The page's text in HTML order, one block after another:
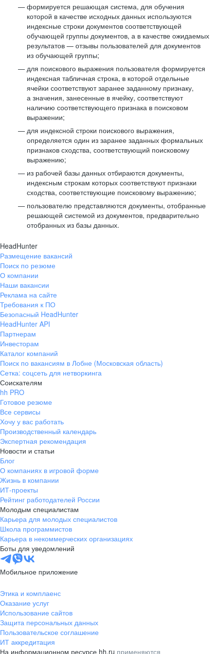
формируется решающая система, для обучения
которой в качестве исходных данных используются
индексные строки документов соответствующей
обучающей группы документов, а в качестве ожидаемых
результатов — отзывы пользователей для документов
из обучающей группы;
для поискового выражения пользователя формируется
индексная табличная строка, в которой отдельные
ячейки соответствуют заранее заданному признаку,
а значения, занесенные в ячейку, соответствуют
наличию соответствующего признака в поисковом
выражении;
для индексной строки поискового выражения,
определяется один из заранее заданных формальных
признаков сходства, соответствующий поисковому
выражению;
из рабочей базы данных отбираются документы,
индексным строкам которых соответствуют признаки
сходства, соответствующие поисковому выражению;
пользователю представляются документы, отобранные
решающей системой из документов, предварительно
отобранных из базы данных.
HeadHunter
Размещение вакансий
Поиск по резюме
О компании
Наши вакансии
Реклама на сайте
Требования к ПО
Безопасный HeadHunter
HeadHunter API
Партнерам
Инвесторам
Каталог компаний
Поиск по вакансиям в Лобне (Московская область)
Сетка: соцсеть для нетворкинга
Соискателям
hh PRO
Готовое резюме
Все сервисы
Хочу у вас работать
Производственный календарь
Экспертная рекомендация
Новости и статьи
Блог
О компаниях в игровой форме
Жизнь в компании
ИТ-проекты
Рейтинг работодателей России
Молодым специалистам
Карьера для молодых специалистов
Школа программистов
Карьера в некоммерческих организациях
Боты для уведомлений
Мобильное приложение
Этика и комплаенс
Оказание услуг
Использование сайтов
Защита персональных данных
Пользовательское соглашение
ИТ аккредитация
На информационном ресурсе hh.ru применяются